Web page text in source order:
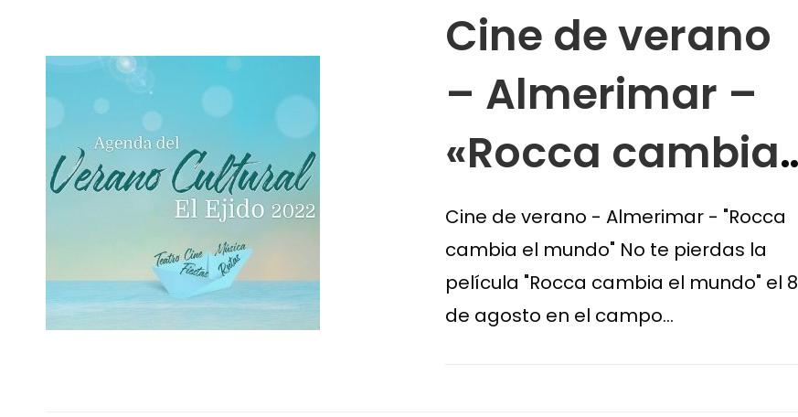
Cine de verano
– Almerimar –
«Rocca cambia
el mundo»
Cine de verano - Almerimar - "Rocca
cambia el mundo" No te pierdas la
película "Rocca cambia el mundo" el 8
de agosto en el campo…